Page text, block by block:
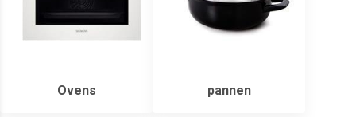
Ovens pannen